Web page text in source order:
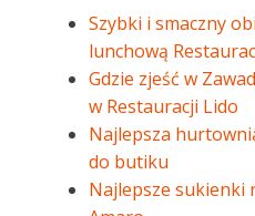
Szybki i smaczny
lunchową
Gdzie zjeść w
w Restauracji Lido
Najlepsza
do butiku
Najlepsze sukienki